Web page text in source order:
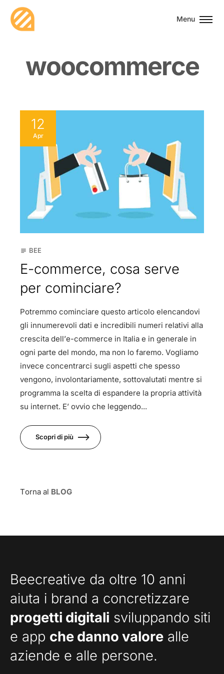
Menu
woocommerce
12
Apr
subject BEE
E-commerce, cosa serve
per cominciare?
Potremmo cominciare questo articolo elencandovi
gli innumerevoli dati e incredibili numeri relativi alla
crescita dell’e-commerce in Italia e in generale in
ogni parte del mondo, ma non lo faremo. Vogliamo
invece concentrarci sugli aspetti che spesso
vengono, involontariamente, sottovalutati mentre si
programma la scelta di espandere la propria attività
su internet. E’ ovvio che leggendo...
Scopri di più
Torna al BLOG
Beecreative da oltre 10 anni
aiuta i brand a concretizzare
progetti digitali sviluppando siti
e app che danno valore alle
aziende e alle persone.